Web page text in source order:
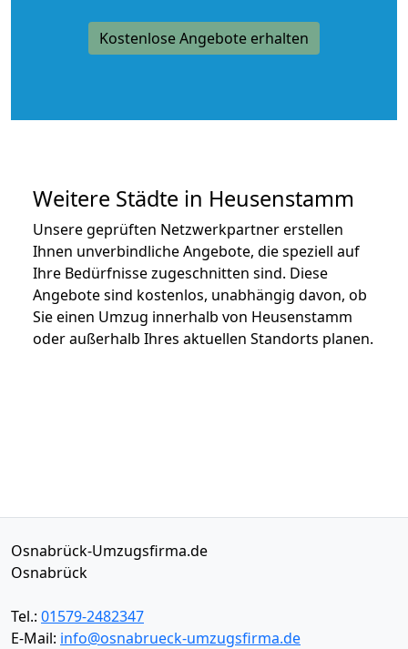
Kostenlose Angebote erhalten
Weitere Städte in Heusenstamm
Unsere geprüften Netzwerkpartner erstellen
Ihnen unverbindliche Angebote, die speziell auf
Ihre Bedürfnisse zugeschnitten sind. Diese
Angebote sind kostenlos, unabhängig davon, ob
Sie einen Umzug innerhalb von Heusenstamm
oder außerhalb Ihres aktuellen Standorts planen.
Osnabrück-Umzugsfirma.de
Osnabrück
Tel.: 01579-2482347
E-Mail: info@osnabrueck-umzugsfirma.de